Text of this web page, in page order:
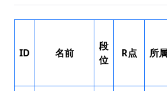
ID 名前
段
位
R点 所